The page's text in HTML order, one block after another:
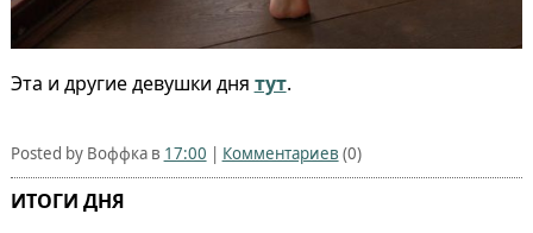
Эта и другие девушки дня тут.
Posted by Воффка в 17:00 | Комментариев (0)
ИТОГИ ДНЯ